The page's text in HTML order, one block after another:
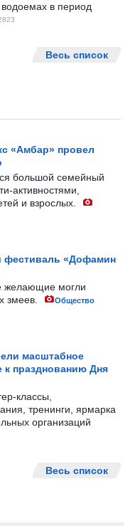
в период
Весь список
«Амбар» провел
большой семейный
активностями,
и взрослых.
фестиваль «Дофамин
желающие могли
змеев.
Общество
масштабное
к празднованию Дня
классы,
тренинги, ярмарка
организаций
Весь список